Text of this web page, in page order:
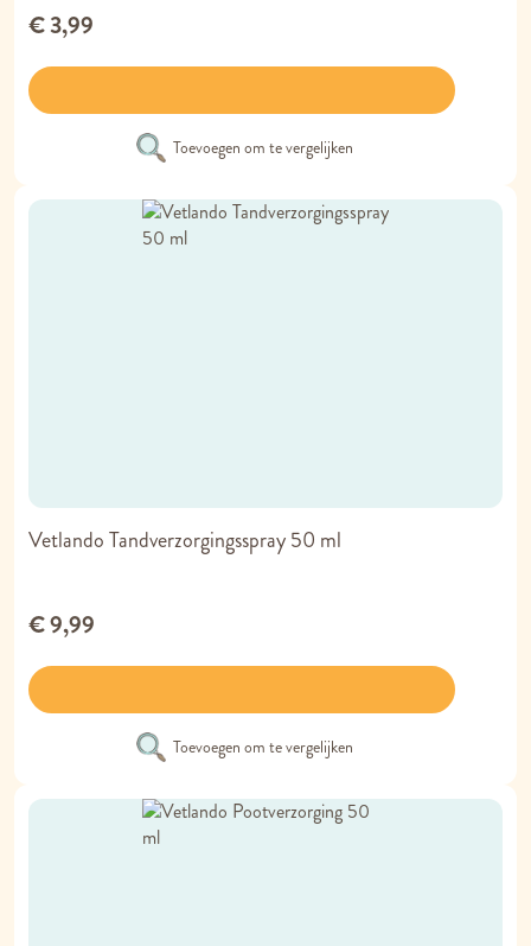
€ 3,99
Toevoegen om te vergelijken
Vetlando Tandverzorgingsspray 50 ml
€ 9,99
Toevoegen om te vergelijken